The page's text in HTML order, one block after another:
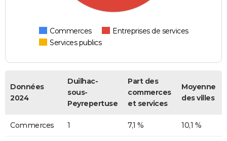
Commerces
Entreprises de services
Services publics
Données
2024
Duilhac-
sous-
Peyrepertuse
Part des
commerces
et services
Moyenne
des villes
Commerces 1 7,1 % 10,1 %